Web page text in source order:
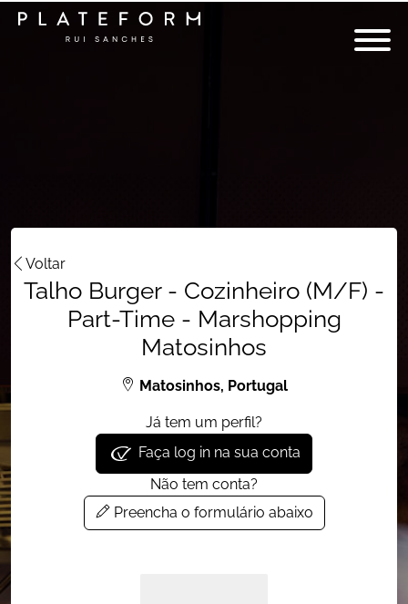
Voltar
Talho Burger - Cozinheiro (M/F) -
Part-Time - Marshopping
Matosinhos
Matosinhos, Portugal
Já tem um perfil?
Faça log in na sua conta
Não tem conta?
Preencha o formulário abaixo